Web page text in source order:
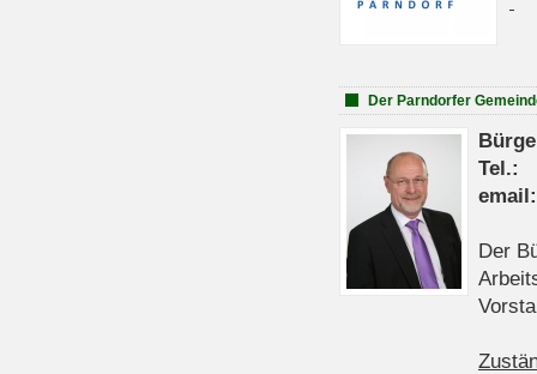
Der Parndorfer
Der